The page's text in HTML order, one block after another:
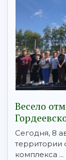
Весело
Сегодня, 8
территории
комплекса ...